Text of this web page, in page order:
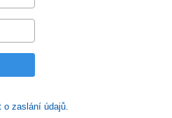
o zaslání údajů.